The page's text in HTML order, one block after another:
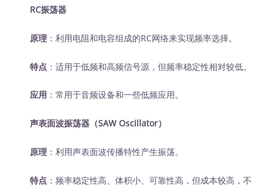
RC振荡器
原理 ：利用电阻和电容组成的RC网络来实现频率选择。
特点 ：适用于低频和高频信号源，但频率稳定性相对较低。
应用 ：常用于音频设备和一些低频应用。
声表面波振荡器（SAW Oscillator）
原理 ：利用声表面波传播特性产生振荡。
特点 ：频率稳定性高、体积小、可靠性高，但成本较高，不